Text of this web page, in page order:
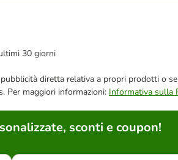
30 giorni
diretta relativa a propri prodotti o
Per maggiori informazioni: Informativa sulla
sconti e coupon!